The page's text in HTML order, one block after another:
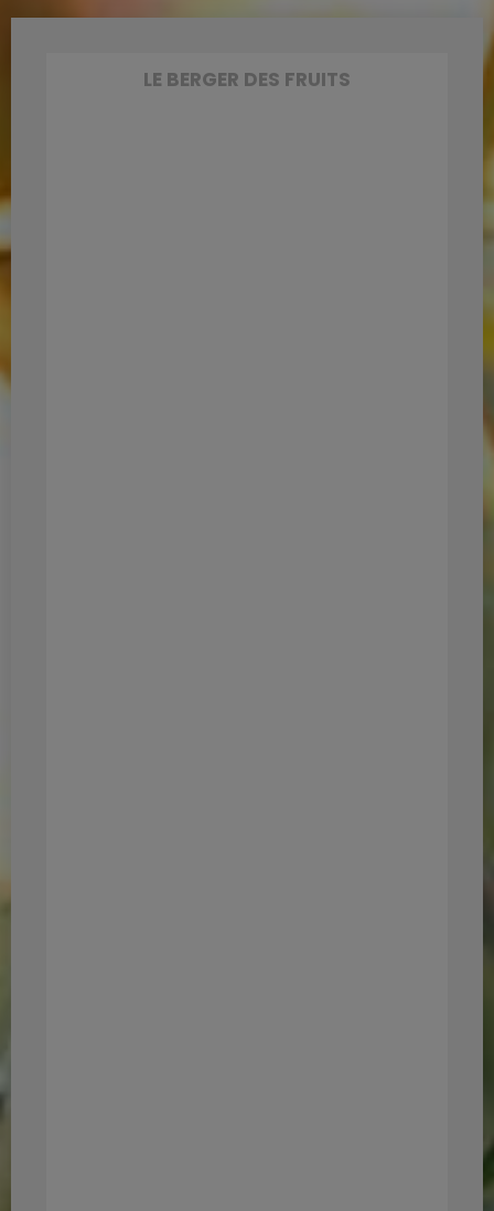
LE BERGER DES FRUITS